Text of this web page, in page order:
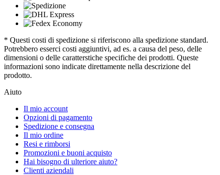
* Questi costi di spedizione si riferiscono alla spedizione standard.
Potrebbero esserci costi aggiuntivi, ad es. a causa del peso, delle
dimensioni o delle caratterstiche specifiche dei prodotti. Queste
informazioni sono indicate direttamente nella descrizione del
prodotto.
Aiuto
Il mio account
Opzioni di pagamento
Spedizione e consegna
Il mio ordine
Resi e rimborsi
Promozioni e buoni acquisto
Hai bisogno di ulteriore aiuto?
Clienti aziendali